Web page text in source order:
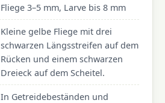
Fliege 3–5 mm, Larve bis 8 mm
Kleine gelbe Fliege mit drei
schwarzen Längsstreifen auf dem
Rücken und einem schwarzen
Dreieck auf dem Scheitel.
In Getreidebeständen und